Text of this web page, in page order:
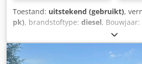
Toestand: uitstekend (gebruikt),
pk), brandstoftype: diesel, Bouwjaar:
, = Overige opties en
2 pedalen - Afgesloten cabine =
Serie 3 – bouwjaar 2012 – 1.060